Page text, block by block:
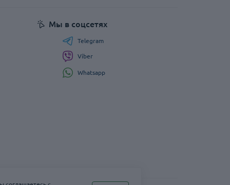
Мы в соцсетях
Telegram
Viber
Whatsapp